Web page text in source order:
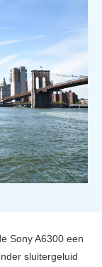
Sony A6300 een
sluitergeluid